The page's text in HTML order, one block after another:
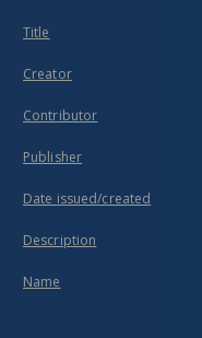
Title
Creator
Contributor
Publisher
Date issued/created
Description
Name